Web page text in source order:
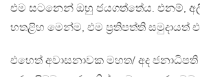
එම සටනෙන් ඔහු ජයගත්තේය. එනම්,
හතළිහ මෙන්ම, එම ප‍්‍රතිපත්ති සමුදායත්
එහෙත් අවාසනාවක මහත/ අද